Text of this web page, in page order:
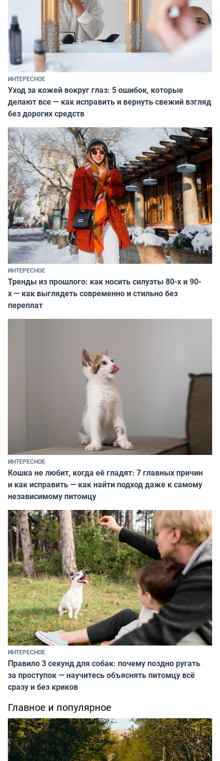
ИНТЕРЕСНОЕ
Уход за кожей вокруг глаз: 5 ошибок, которые
делают все — как исправить и вернуть свежий взгляд
без дорогих средств
ИНТЕРЕСНОЕ
Тренды из прошлого: как носить силуэты 80-х и 90-
х — как выглядеть современно и стильно без
переплат
ИНТЕРЕСНОЕ
Кошка не любит, когда её гладят: 7 главных причин
и как исправить — как найти подход даже к самому
независимому питомцу
ИНТЕРЕСНОЕ
Правило 3 секунд для собак: почему поздно ругать
за проступок — научитесь объяснять питомцу всё
сразу и без криков
Главное и популярное